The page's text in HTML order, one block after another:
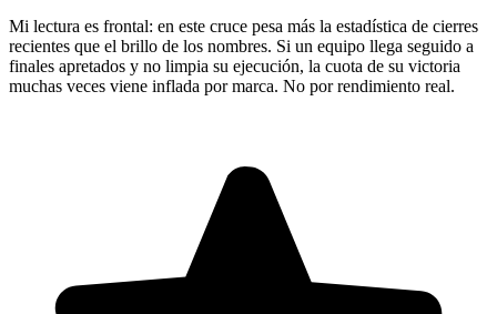
Mi lectura es frontal: en este cruce pesa más la estadística de cierres
recientes que el brillo de los nombres. Si un equipo llega seguido a
finales apretados y no limpia su ejecución, la cuota de su victoria
muchas veces viene inflada por marca. No por rendimiento real.